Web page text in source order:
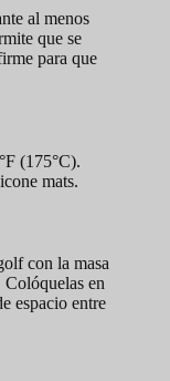
al menos
que se
para que
(175°C).
mats.
con la masa
Colóquelas en
espacio entre